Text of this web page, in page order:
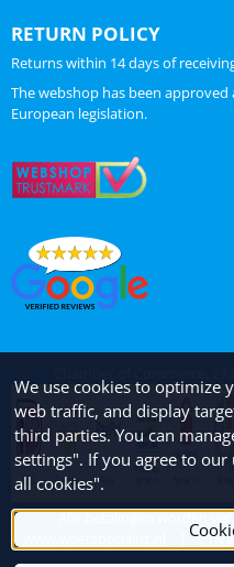
RETURN POLICY
Returns within 14 days of
The webshop has been
European legislation.
Alle betalingen worden
|
We use cookies to optimize
web traffic, and display
third parties. You can
settings". If you agree to
all cookies".